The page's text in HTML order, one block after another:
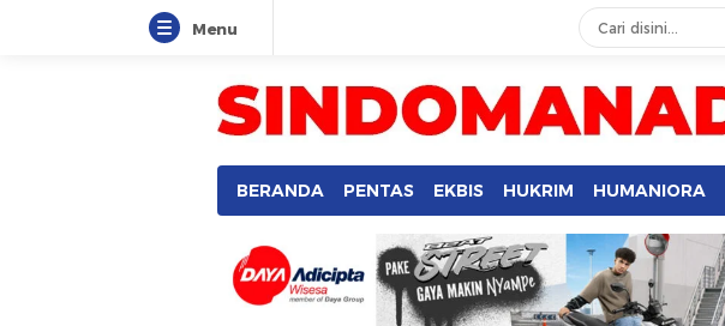
Menu
SINDOMANADO
Informatif dan Edukatif
BERANDA PENTAS EKBIS HUKRIM HUMANIORA